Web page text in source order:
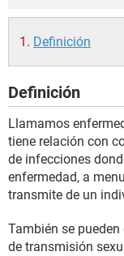
NUTRICIÓN
SEXUALIDAD
GLOSARIO
Definición
Definición
Llamamos
tiene relación con
de infecciones
enfermedad, a
transmite de un
También se
de transmisión